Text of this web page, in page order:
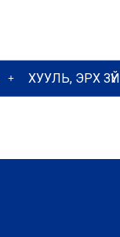
ХУУЛЬ, ЭРХ ЗҮЙ